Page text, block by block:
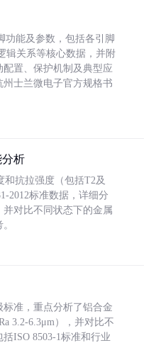
功能及参数，包括各引脚
辑关系等核心数据，并附
置、保护机制及典型应
士兰微电子官方规格书
析
抗拉强度（包括T2及
2012标准数据，详细分
对比不同状态下的金属
准，重点分析了铝合金
3.2-6.3μm），并对比不
ISO 8503-1标准和行业